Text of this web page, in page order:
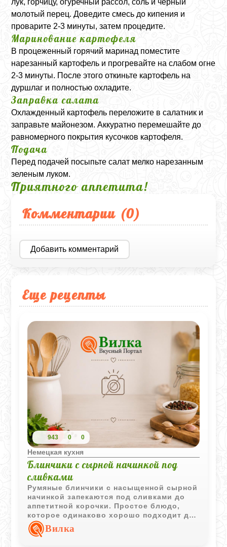
лук, горчицу, огуречный рассол, соль и черный
молотый перец. Доведите смесь до кипения и
проварите 2-3 минуты, затем процедите.
Маринование картофеля
В процеженный горячий маринад поместите
нарезанный картофель и прогревайте на слабом огне
2-3 минуты. После этого откиньте картофель на
дуршлаг и полностью охладите.
Заправка салата
Охлажденный картофель переложите в салатник и
заправьте майонезом. Аккуратно перемешайте до
равномерного покрытия кусочков картофеля.
Подача
Перед подачей посыпьте салат мелко нарезанным
зеленым луком.
Приятного аппетита!
Комментарии (0)
Добавить комментарий
Еще рецепты
943 0 0
Немецкая кухня
Блинчики с сырной начинкой под
сливками
Румяные блинчики с насыщенной сырной
начинкой запекаются под сливками до
аппетитной корочки. Простое блюдо,
которое одинаково хорошо подходит для
семейного завтрака или лёгкого ужина.
Вилка